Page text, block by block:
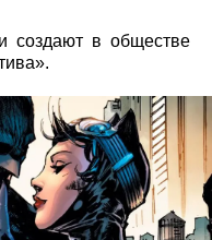
создают в обществе